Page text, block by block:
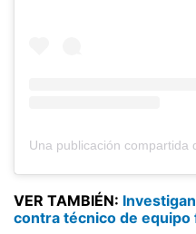
VER TAMBIÉN:
contra técnico de